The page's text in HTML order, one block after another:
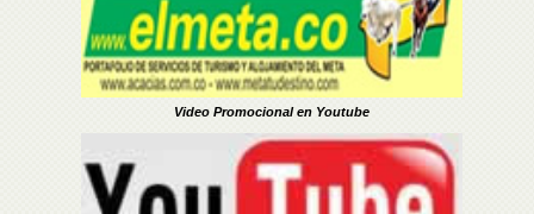
Video Promocional en Youtube